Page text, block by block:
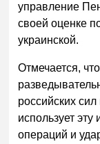
управление
своей оценке
украинской.
Отмечается,
российских
использует
операций и